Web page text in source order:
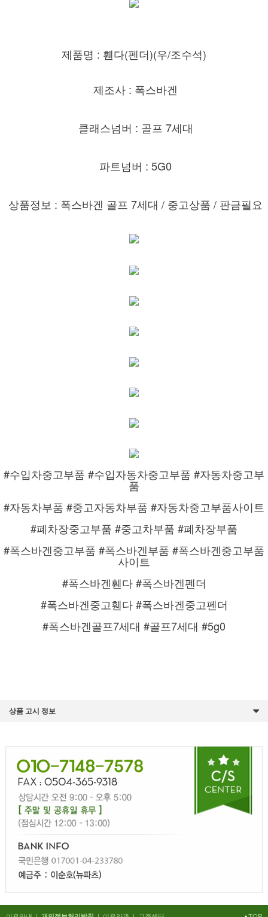
제품명 : 휀다(펜더)(우/조수석)
제조사 : 폭스바겐
클래스넘버 : 골프 7세대
파트넘버 : 5G0
상품정보 : 폭스바겐 골프 7세대 / 중고상품 / 판금필요
#수입차중고부품 #수입자동차중고부품 #자동차중고부
품
#자동차부품 #중고자동차부품 #자동차중고부품사이트
#폐차장중고부품 #중고차부품 #폐차장부품
#폭스바겐중고부품 #폭스바겐부품 #폭스바겐중고부품
사이트
#폭스바겐휀다 #폭스바겐펜더
#폭스바겐중고휀다 #폭스바겐중고펜더
#폭스바겐골프7세대 #골프7세대 #5g0
상품 고시 정보